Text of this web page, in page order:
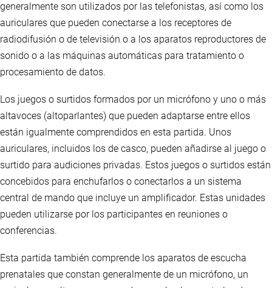
generalmente son utilizados por las telefonistas, así como los
auriculares que pueden conectarse a los receptores de
radiodifusión o de televisión o a los aparatos reproductores de
sonido o a las máquinas automáticas para tratamiento o
procesamiento de datos.
Los juegos o surtidos formados por un micrófono y uno o más
altavoces (altoparlantes) que pueden adaptarse entre ellos
están igualmente comprendidos en esta partida. Unos
auriculares, incluidos los de casco, pueden añadirse al juego o
surtido para audiciones privadas. Estos juegos o surtidos están
concebidos para enchufarlos o conectarlos a un sistema
central de mando que incluye un amplificador. Estas unidades
pueden utilizarse por los participantes en reuniones o
conferencias.
Esta partida también comprende los aparatos de escucha
prenatales que constan generalmente de un micrófono, un